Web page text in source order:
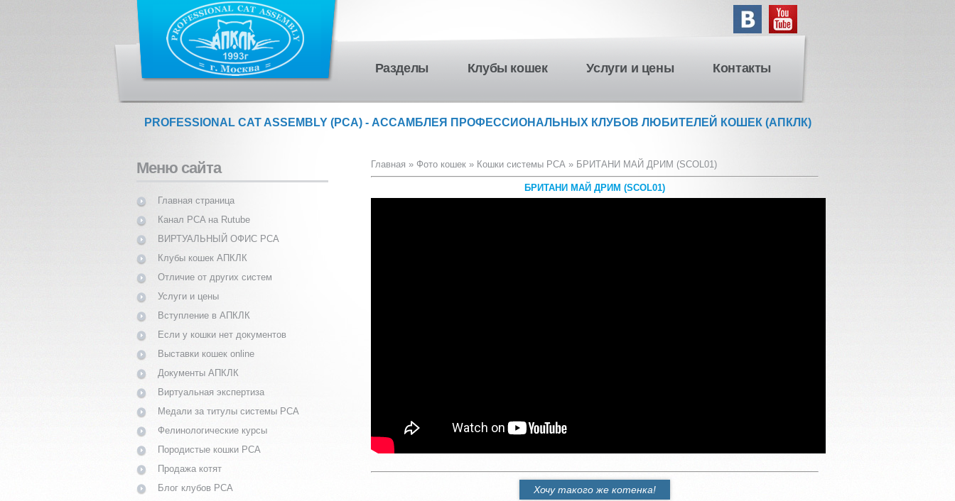
Разделы Клубы кошек Услуги и цены Контакты
PROFESSIONAL CAT ASSEMBLY (PCA) - АССАМБЛЕЯ ПРОФЕССИОНАЛЬНЫХ КЛУБОВ ЛЮБИТЕЛЕЙ КОШЕК (АПКЛК)
Главная » Фото кошек » Кошки системы PCA » БРИТАНИ МАЙ ДРИМ (SCOL01)
БРИТАНИ МАЙ ДРИМ (SCOL01)
Хочу такого же котенка!
Меню сайта
Главная страница
Канал PCA на Rutube
ВИРТУАЛЬНЫЙ ОФИС PCA
Клубы кошек АПКЛК
Отличие от других систем
Услуги и цены
Вступление в АПКЛК
Если у кошки нет документов
Выставки кошек online
Документы АПКЛК
Виртуальная экспертиза
Медали за титулы системы PCA
Фелинологические курсы
Породистые кошки PCA
Продажа котят
Блог клубов PCA